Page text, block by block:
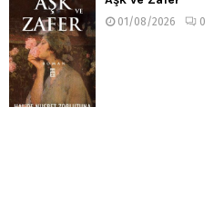
01/08/2026 0